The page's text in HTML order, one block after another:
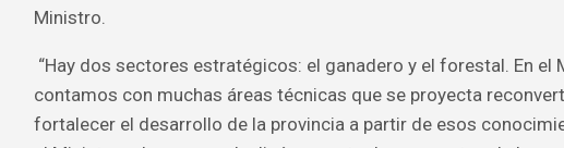
Ministro.
“Hay dos sectores estratégicos: el ganadero y el forestal. En el
contamos con muchas áreas técnicas que se proyecta
fortalecer el desarrollo de la provincia a partir de esos